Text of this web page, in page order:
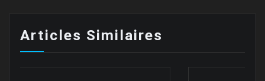
Articles Similaires